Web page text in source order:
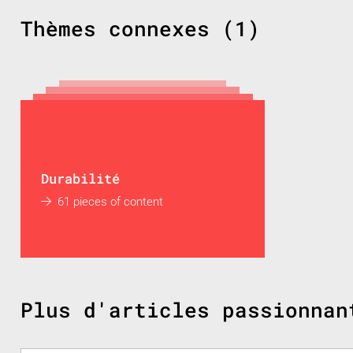
Thèmes connexes (1)
Durabilité
61 pieces of content
Plus d'articles